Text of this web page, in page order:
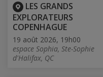
LES GRANDS
EXPLORATEURS
COPENHAGUE
19 août 2026, 19h00
espace Sophia, Ste-Sophie
d'Halifax, QC